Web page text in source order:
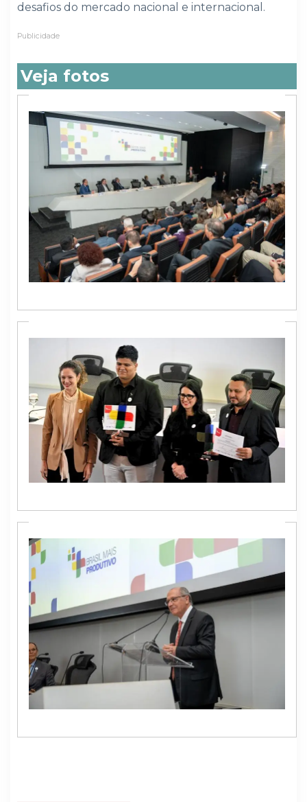
desafios do mercado nacional e internacional.
Publicidade
Veja fotos